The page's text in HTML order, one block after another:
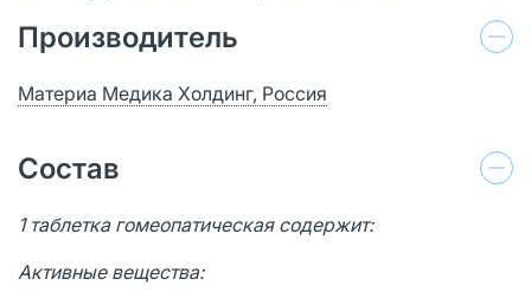
Производитель
Материа Медика Холдинг, Россия
Состав
1 таблетка гомеопатическая содержит:
Активные вещества: